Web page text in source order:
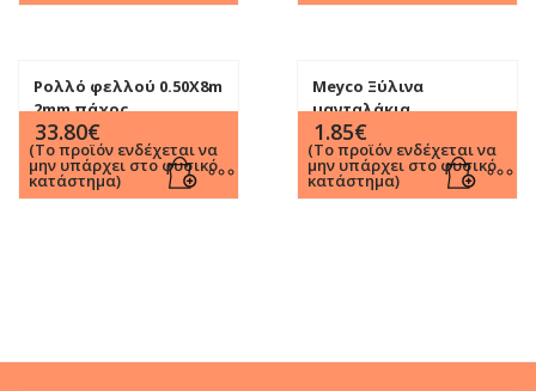
Ρολλό φελλού 0.50Χ8m
2mm πάχος
33.80€
(Το προϊόν ενδέχεται να
μην υπάρχει στο φυσικό
κατάστημα)
Meyco Ξύλινα
μανταλάκια
χειροτεχνίας μινι
(Σετ25τεμ)
1.85€
(Το προϊόν ενδέχεται να
μην υπάρχει στο φυσικό
κατάστημα)